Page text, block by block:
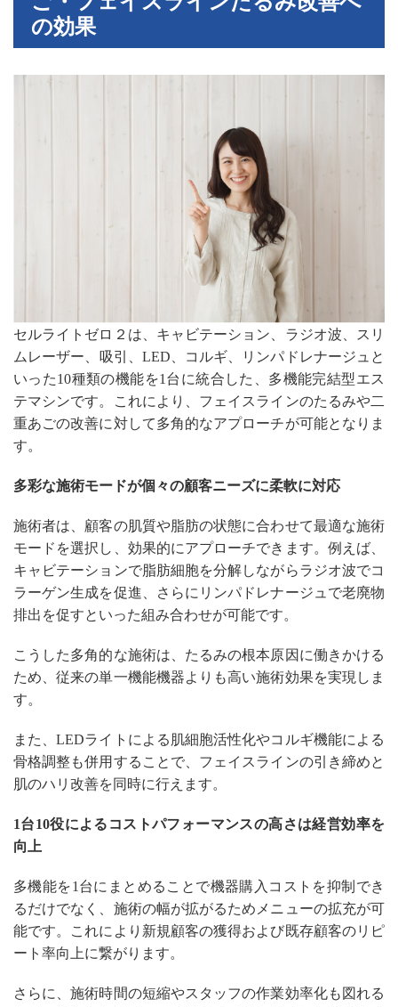
の効果
セルライトゼロ２は、キャビテーション、ラジオ波、スリ
ムレーザー、吸引、LED、コルギ、リンパドレナージュと
いった10種類の機能を1台に統合した、多機能完結型エス
テマシンです。これにより、フェイスラインのたるみや二
重あごの改善に対して多角的なアプローチが可能となりま
す。
多彩な施術モードが個々の顧客ニーズに柔軟に対応
施術者は、顧客の肌質や脂肪の状態に合わせて最適な施術
モードを選択し、効果的にアプローチできます。例えば、
キャビテーションで脂肪細胞を分解しながらラジオ波でコ
ラーゲン生成を促進、さらにリンパドレナージュで老廃物
排出を促すといった組み合わせが可能です。
こうした多角的な施術は、たるみの根本原因に働きかける
ため、従来の単一機能機器よりも高い施術効果を実現しま
す。
また、LEDライトによる肌細胞活性化やコルギ機能による
骨格調整も併用することで、フェイスラインの引き締めと
肌のハリ改善を同時に行えます。
1台10役によるコストパフォーマンスの高さは経営効率を
向上
多機能を1台にまとめることで機器購入コストを抑制でき
るだけでなく、施術の幅が拡がるためメニューの拡充が可
能です。これにより新規顧客の獲得および既存顧客のリピ
ート率向上に繋がります。
さらに、施術時間の短縮やスタッフの作業効率化も図れる